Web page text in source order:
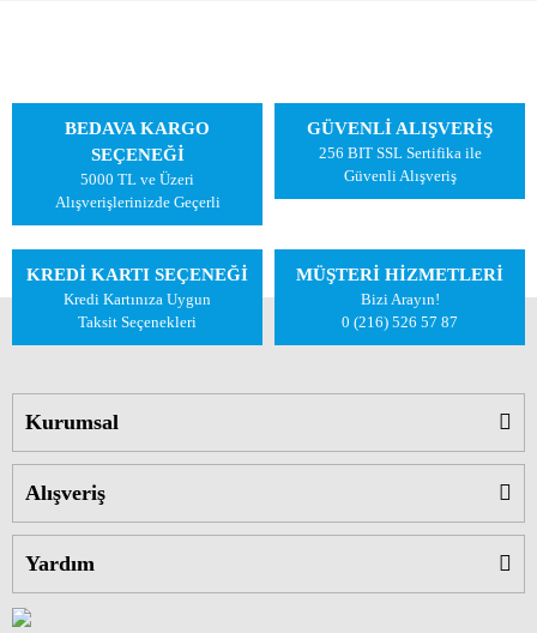
BEDAVA KARGO
SEÇENEĞİ
5000 TL ve Üzeri
Alışverişlerinizde Geçerli
GÜVENLİ ALIŞVERİŞ
256 BIT SSL Sertifika ile
Güvenli Alışveriş
KREDİ KARTI SEÇENEĞİ
Kredi Kartınıza Uygun
Taksit Seçenekleri
MÜŞTERİ HİZMETLERİ
Bizi Arayın!
0 (216) 526 57 87
Kurumsal
Alışveriş
Yardım